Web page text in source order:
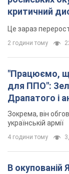
критичний
Це зараз
2 години тому
"Працюємо,
для ППО":
Драпатого і
Зокрема, він
українській армії
4 години тому
В окупованій